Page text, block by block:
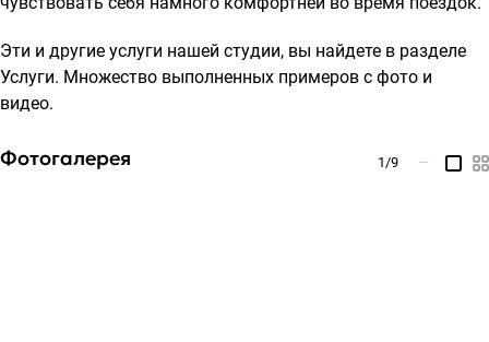
Эти и другие услуги нашей студии, вы найдете в разделе
Услуги. Множество выполненных примеров с фото и
видео.
Фотогалерея 1/9 —